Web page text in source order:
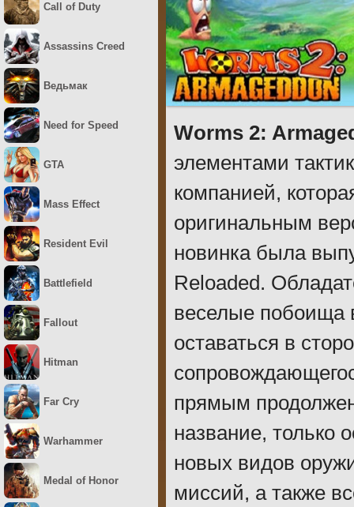
Worms 2:
элементами
компанией,
оригинальным
новинка была
Reloaded.
веселые побоища
оставаться в
прямым
название, только
новых видов
миссий, а также
Call of Duty
Assassins Creed
Ведьмак
Need for Speed
GTA
Mass Effect
Resident Evil
Battlefield
Fallout
Hitman
Far Cry
Warhammer
Medal of Honor